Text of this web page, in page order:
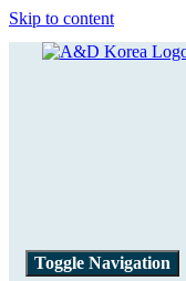
Skip to content
Toggle Navigation